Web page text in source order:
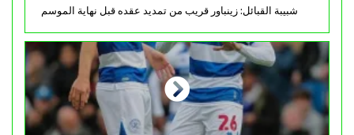
شبيبة القبائل: زينباور قريب من تمديد عقده قبل نهاية الموسم